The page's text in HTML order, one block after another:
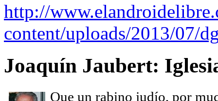
http://
content/uploads/2013/07/
Joaquín Jaubert:
Que un rabino judío, por